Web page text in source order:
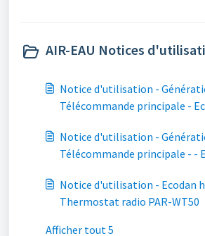
AIR-EAU Notices
Notice d'utilisation -
Télécommande principale -
Notice d'utilisation -
Télécommande principale - -
Notice d'utilisation - Ecodan
Thermostat radio PAR-WT50
Afficher tout 5